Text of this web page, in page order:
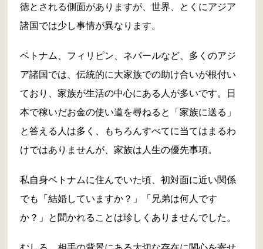
徳とされる側面がありますが、世界、とくにアジア
諸国では少し事情が異なります。
ベトナム、フィリピン、ネパールなど、多くのアジ
ア諸国では、伝統的に大家族での助け合いが根付い
ており、家族が生活の中心にある人が多いです。日
本で稼いだお金の使い道を尋ねると「家族に送る」
と答える人は多く、もちろんすべてに当てはまるわ
けではありませんが、家族は人生の優先事項。
私自身ベトナムに住んでいた頃、初対面に近い関係
でも「結婚していますか？」「兄弟は何人です
か？」と聞かれることは珍しくありませんでした。